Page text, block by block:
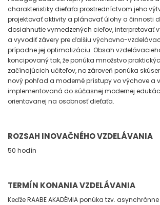
charakteristiky dieťaťa prostredníctvom jeho
projektovať aktivity a plánovať úlohy a činnosti
dosiahnutie vymedzených cieľov, interpretovať
a vyvodiť závery pre ďalšiu výchovno-
prípadne jej optimalizáciu. Obsah
koncipovaný tak, že ponúka množstvo
začínajúcich učiteľov, no zároveň ponúka
nový pohľad a moderné prístupy vo výchove a
implementovaná do súčasnej modernej
orientovanej na osobnosť dieťaťa.
ROZSAH INOVAČNÉHO VZDELÁVANIA
50 hodín
TERMÍN KONANIA VZDELÁVANIA
Keďže RAABE AKADÉMIA ponúka tzv.